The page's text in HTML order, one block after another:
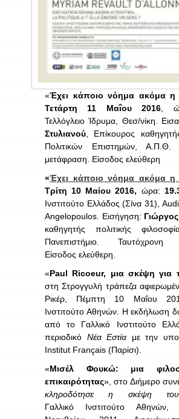
«Έχει κάποιο νόημα ακόμα η
Τετάρτη 11 Μαΐου 2016 ,
Τελλόγλειο Ίδρυμα, Θεσ/νίκη.
Στυλιανού , Επίκουρος
Πολιτικών Επιστημών, Α.Π.Θ.
μετάφραση. Είσοδος ελεύθερη
«Έχει κάποιο νόημα ακόμα η
Τρίτη 10 Μαίου 2016, ώρα:
Ινστιτούτο Ελλάδος (Σίνα 31),
Angelopoulos. Εισήγηση:
καθηγητής πολιτικής
Πανεπιστήμιο. Ταυτόχρονη
Είσοδος ελεύθερη.
«Paul Ricoeur, μια σκέψη για
στη Στρογγυλή τράπεζα
Ρικέρ, Πέμπτη 10 Μαΐου
Ινστιτούτο Αθηνών. Η εκδήλωση
από το Γαλλικό Ινστιτούτο
περιοδικό Νέα Εστία με την
Institut Français (Παρίσι).
«Μισέλ Φουκώ: μια
επικαιρότητας», στο Διήμερο
κληροδότησε η σκέψη
Γαλλικό Ινστιτούτο